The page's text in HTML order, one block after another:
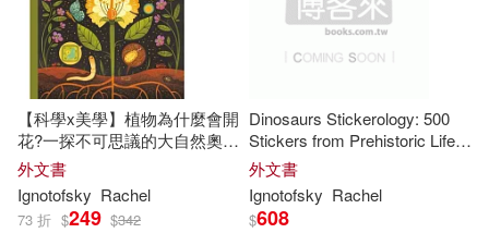
Rachel (ART)(1)
瑞秋‧伊格諾托夫斯基(1)
出版社 (可複選)
【科學x美學】植物為什麼會開
花?一探不可思議的大自然奧秘
What’s Inside a Flower?: And
Other Questions about
Science & Nature
外文書
Ignotofsky Rachel
73 折 $249 $342
Dinosaurs Stickerology: 500
Stickers from Prehistoric Life;
Stickers for Journals, Water
Bottles, and Laptops; Stickers
for Fossil and Paleontology Lo
外文書
Ignotofsky Rachel
$608